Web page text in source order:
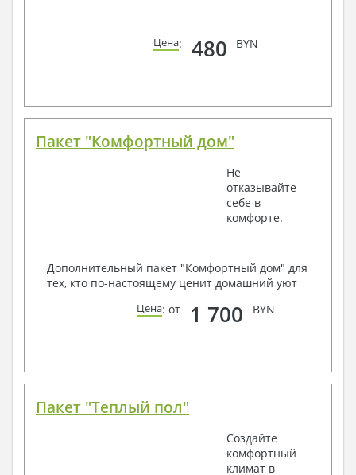
Цена: 480 BYN
Пакет "Комфортный дом"
Не
отказывайте
себе в
комфорте.
Дополнительный пакет "Комфортный дом" для
тех, кто по-настоящему ценит домашний уют
Цена: от 1 700 BYN
Пакет "Теплый пол"
Создайте
комфортный
климат в